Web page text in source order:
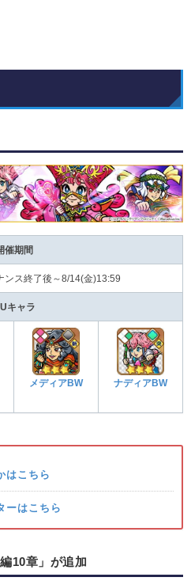
催期間
ンス終了後～8/14(金)13:59
キャラ
メディアBW ナディアBW
はこちら
ーはこちら
10章」が追加